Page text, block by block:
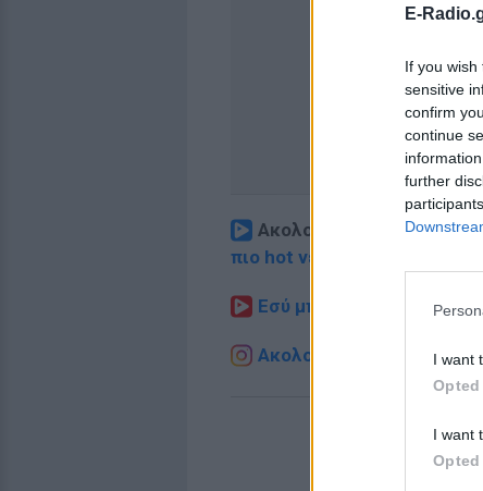
E-
If you
sensitive
confirm
continue
further
I want
Opted
I want
Opted
Ακολουθήστε το E-
πιο hot νέα
Εσύ μπήκες στο E-
Ακολουθήστε το E-